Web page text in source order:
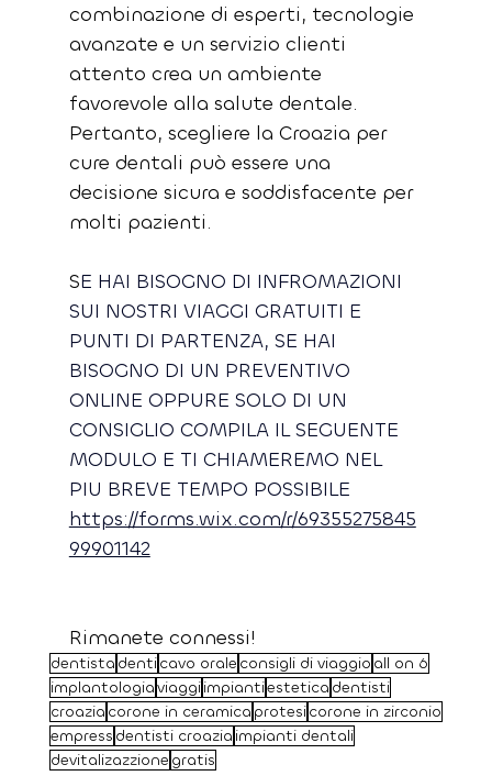
combinazione di esperti, tecnologie
avanzate e un servizio clienti
attento crea un ambiente
favorevole alla salute dentale.
Pertanto, scegliere la Croazia per
cure dentali può essere una
decisione sicura e soddisfacente per
molti pazienti.
SE HAI BISOGNO DI INFROMAZIONI
SUI NOSTRI VIAGGI GRATUITI E
PUNTI DI PARTENZA, SE HAI
BISOGNO DI UN PREVENTIVO
ONLINE OPPURE SOLO DI UN
CONSIGLIO COMPILA IL SEGUENTE
MODULO E TI CHIAMEREMO NEL
PIU BREVE TEMPO POSSIBILE
https://forms.wix.com/r/69355275845
99901142
Rimanete connessi!
dentista denticavo orale consigli di viaggio all on 6
implantologiaviaggiimpiantiestetica dentisti
croazia corone in ceramica protesicorone in zirconio
empress dentisti croazia impianti dentali
devitalizazzione gratis